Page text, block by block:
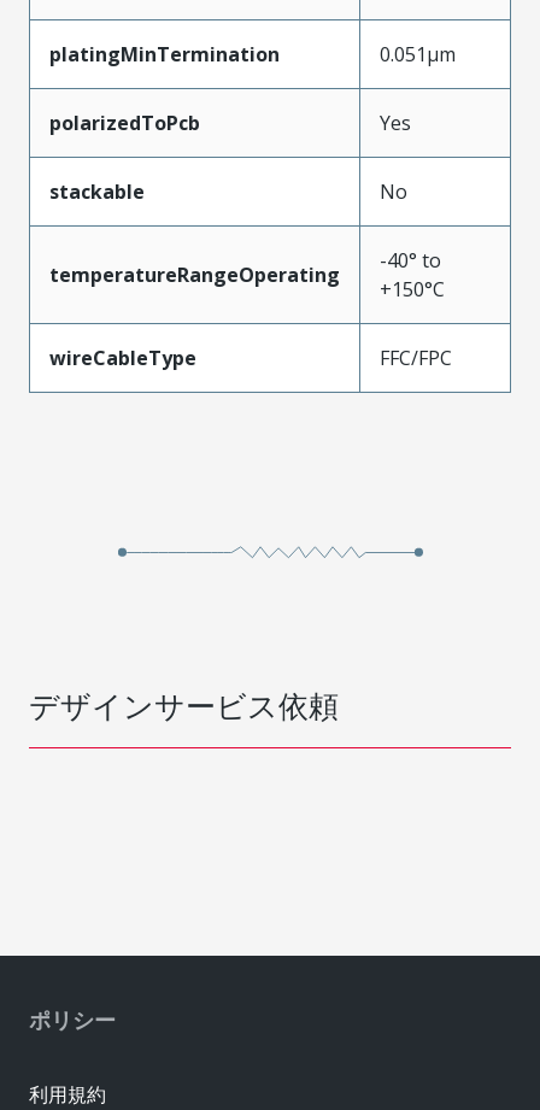
platingMinTermination 0.051µm
polarizedToPcb Yes
stackable No
temperatureRangeOperating
-40° to
+150°C
wireCableType FFC/FPC
デザインサービス依頼
ポリシー
利用規約